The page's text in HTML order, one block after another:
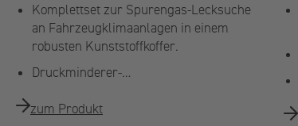
Komplettset zur Spurengas-Lecksuche
an Fahrzeugklimaanlagen in einem
robusten Kunststoffkoffer.
Druckminderer-…
zum Produkt